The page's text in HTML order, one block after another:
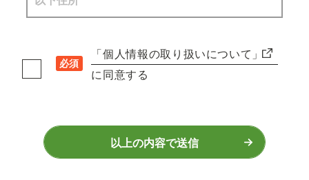
必須
「個人情報の取り扱いについて」
に同意する
以上の内容で送信